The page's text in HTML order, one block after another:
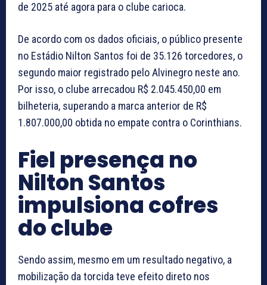
de 2025 até agora para o clube carioca.
De acordo com os dados oficiais, o público presente
no Estádio Nilton Santos foi de 35.126 torcedores, o
segundo maior registrado pelo Alvinegro neste ano.
Por isso, o clube arrecadou R$ 2.045.450,00 em
bilheteria, superando a marca anterior de R$
1.807.000,00 obtida no empate contra o Corinthians.
Fiel presença no
Nilton Santos
impulsiona cofres
do clube
Sendo assim, mesmo em um resultado negativo, a
mobilização da torcida teve efeito direto nos